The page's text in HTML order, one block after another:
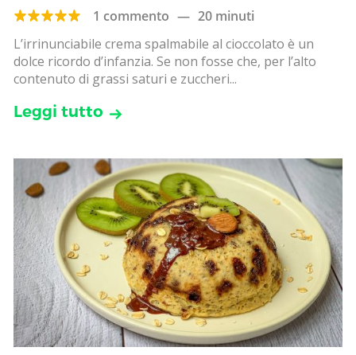
1 commento — 20 minuti
L’irrinunciabile crema spalmabile al cioccolato è un
dolce ricordo d’infanzia. Se non fosse che, per l’alto
contenuto di grassi saturi e zuccheri...
Leggi tutto